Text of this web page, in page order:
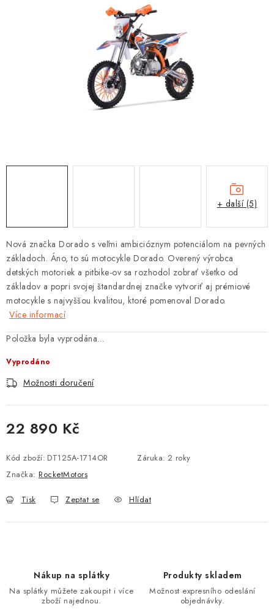
NÁPLNĚ A KAPALINY
Moje objednávka Kontakt
Reklamace a vrácení zboží
Návody na montáž
Nová značka Dorado s veľmi ambicióznym potenciálom na pevných
základoch. Áno, to sú motocykle Dorado. Overený výrobca
detských motoriek a pitbike-ov sa rozhodol zobrať všetko od
základov a popri svojej štandardnej značke vytvoriť aj prémiové
motocykle s najvyššou kvalitou, ktoré pomenoval Dorado.
Více informací
Položka byla vyprodána…
Vyprodáno
Možnosti doručení
22 890 Kč
Kód zboží: DT125A-1714OR Záruka: 2 roky
Značka: RocketMotors
Tisk Zeptat se Hlídat
+ další (5)
Nákup na splátky
Na splátky můžete zakoupit i více
zboží najednou.
Produkty skladem
Možnost expresního odeslání
objednávky.